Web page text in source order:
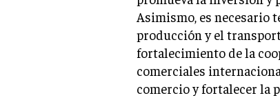
Asimismo, es necesario
producción y el
fortalecimiento de la
comerciales
comercio y fortalecer la